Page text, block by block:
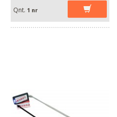
Qnt. 1 nr